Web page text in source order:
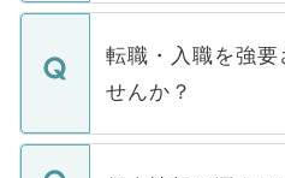
ます。通常、5営業
いただきますので、
マイナビDOCTOR
うち約3割は、Web
けない「非公開求人
下記の理由によって
ません。
転職・入職を強要
せんか？
転職・入職を強要す